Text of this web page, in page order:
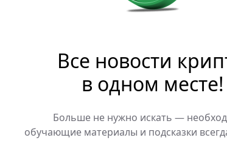
Все новости
в одном месте!
Больше не нужно искать —
обучающие материалы и подсказки
октября 2025
* С того
* Текущий объём
66,5 миллиарда
Аналитик
масштабный
что, несмотря на